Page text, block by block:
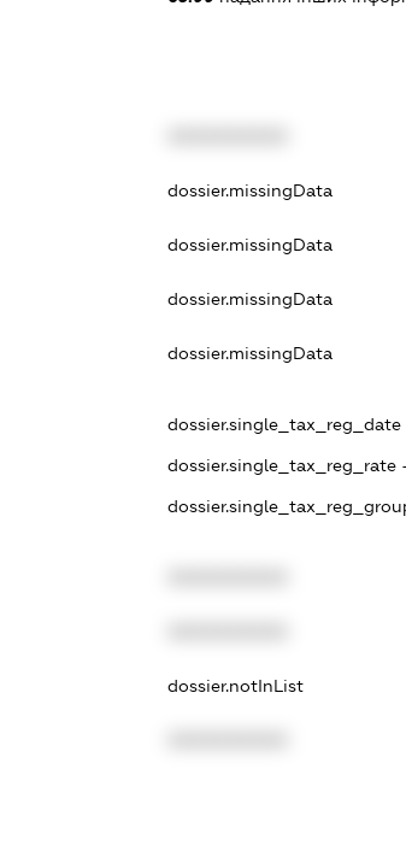
dossier.missingData
dossier.missingData
dossier.missingData
dossier.missingData
dossier.single_tax_reg_date -
dossier.single_tax_reg_rate
dossier.notInList